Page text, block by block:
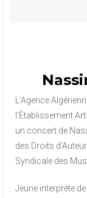
L’Agence
l’Établissement
un concert de
des Droits
Syndicale des
Jeune interprète